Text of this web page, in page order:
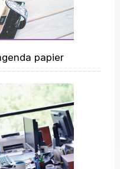
papier